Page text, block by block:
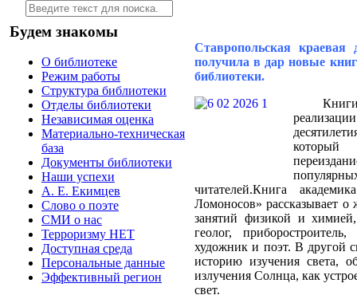
Будем знакомы
О библиотеке
Режим работы
Структура библиотеки
Отделы библиотеки
Независимая оценка
Материально-техническая
база
Документы библиотеки
Наши успехи
А. Е. Екимцев
Слово о поэте
СМИ о нас
Терроризму НЕТ
Доступная среда
Персональные данные
Эффективный регион
Ставропольская
получила в дар новые
библиотеки.
читателей.Книга
Ломоносов» рассказывает о
занятий физикой и
геолог,
художник и поэт. В другой
историю изучения света,
излучения Солнца, как
свет.